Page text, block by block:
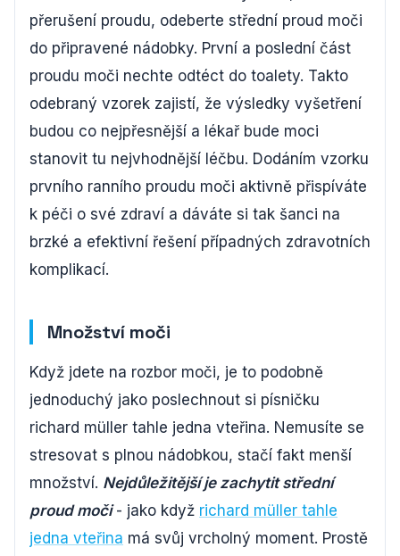
přerušení proudu, odeberte střední proud moči
do připravené nádobky. První a poslední část
proudu moči nechte odtéct do toalety. Takto
odebraný vzorek zajistí, že výsledky vyšetření
budou co nejpřesnější a lékař bude moci
stanovit tu nejvhodnější léčbu. Dodáním vzorku
prvního ranního proudu moči aktivně přispíváte
k péči o své zdraví a dáváte si tak šanci na
brzké a efektivní řešení případných zdravotních
komplikací.
Množství moči
Když jdete na rozbor moči, je to podobně
jednoduchý jako poslechnout si písničku
richard müller tahle jedna vteřina. Nemusíte se
stresovat s plnou nádobkou, stačí fakt menší
množství. Nejdůležitější je zachytit střední
proud moči- jako když richard müller tahle
jedna vteřina má svůj vrcholný moment. Prostě